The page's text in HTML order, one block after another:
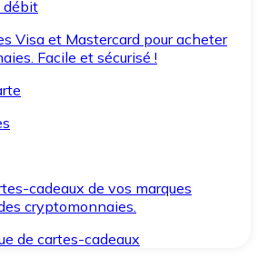
débit
Visa et Mastercard pour acheter
Facile et sécurisé !
cadeaux de vos marques
cryptomonnaies.
de cartes-cadeaux